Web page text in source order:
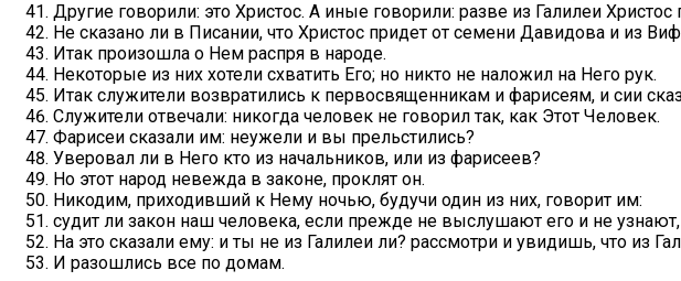
Другие говорили: это Христос. А иные говорили: разве из Галилеи Христос
Не сказано ли в Писании, что Христос придет от семени Давидова и из
Итак произошла о Нем распря в народе.
Некоторые из них хотели схватить Его; но никто не наложил на Него рук.
Итак служители возвратились к первосвященникам и фарисеям, и сии
Служители отвечали: никогда человек не говорил так, как Этот Человек.
Фарисеи сказали им: неужели и вы прельстились?
Уверовал ли в Него кто из начальников, или из фарисеев?
Но этот народ невежда в законе, проклят он.
Никодим, приходивший к Нему ночью, будучи один из них, говорит им:
судит ли закон наш человека, если прежде не выслушают его и не узнают,
На это сказали ему: и ты не из Галилеи ли? рассмотри и увидишь, что из
И разошлись все по домам.